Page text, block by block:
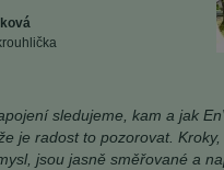
sledujeme, kam a jak
je radost to pozorovat. Kroky,
jsou jasně směřované a